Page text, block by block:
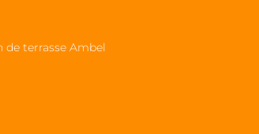
de terrasse Ambel